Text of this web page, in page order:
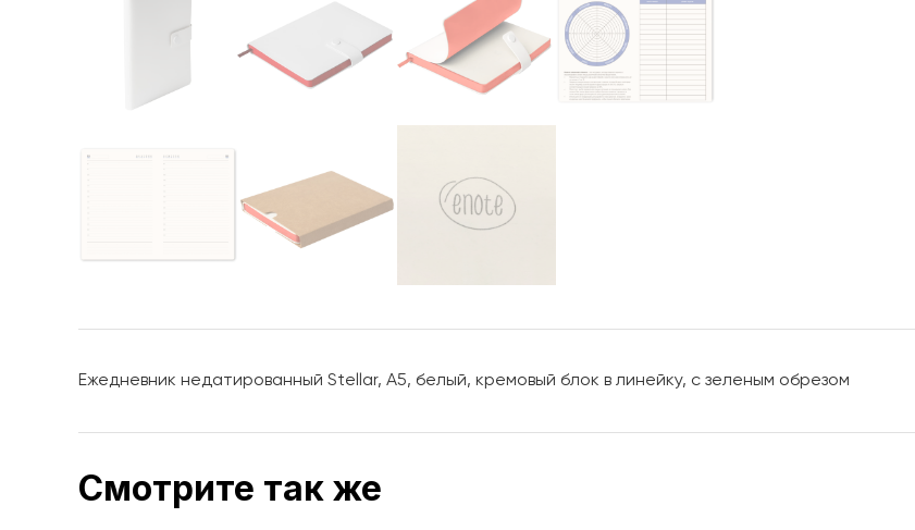
Ежедневник недатированный Stellar, А5, белый, кремовый блок в линейку, с зеленым обрезом
Смотрите так же